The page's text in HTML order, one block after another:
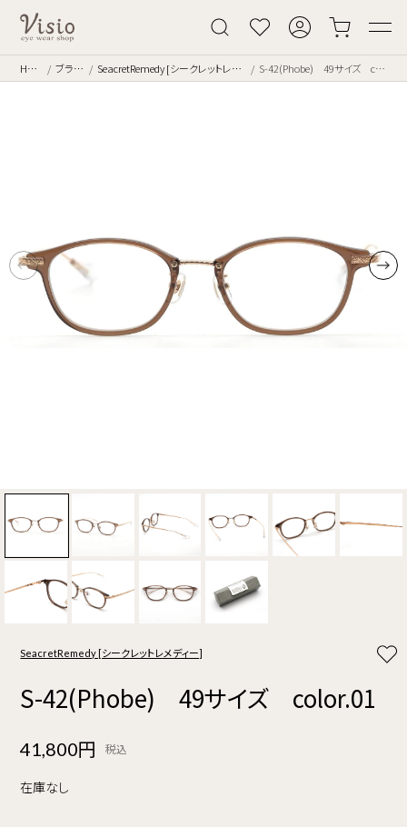
Home ブランド SeacretRemedy [シークレットレメディー] S-42(Phobe) 49サイズ color.01
SeacretRemedy [シークレットレメディー]
S-42(Phobe) 49サイズ color.01
41,800円 税込
在庫なし